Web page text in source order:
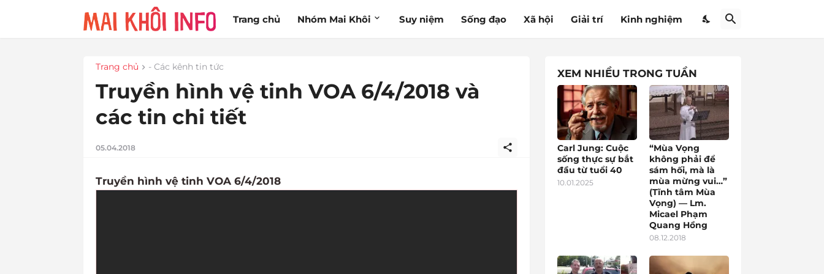
Trang chủ Nhóm Mai Khôi Suy niệm Sống đạo Xã hội Giải trí Kinh nghiệm
Trang chủ - Các kênh tin tức
Truyền hình vệ tinh VOA 6/4/2018 và
các tin chi tiết
05.04.2018
Truyền hình vệ tinh VOA 6/4/2018
XEM NHIỀU TRONG TUẦN
Carl Jung: Cuộc
sống thực sự bắt
đầu từ tuổi 40
10.01.2025
“Mùa Vọng
không phải để
sám hối, mà là
mùa mừng vui…”
(Tĩnh tâm Mùa
Vọng) — Lm.
Micael Phạm
Quang Hồng
08.12.2018